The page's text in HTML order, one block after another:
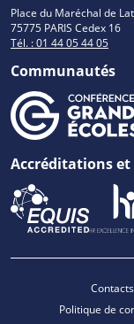
Place du Maréchal de
75775 PARIS Cedex 16
Tél. : 01 44 05 44 05
Communautés
Accréditations et
Contacts
Politique de